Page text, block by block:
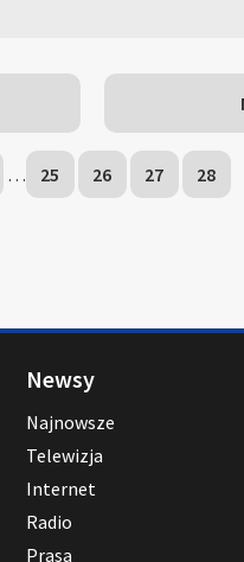
… 25 26 27 28
Newsy
Najnowsze
Telewizja
Internet
Radio
Prasa